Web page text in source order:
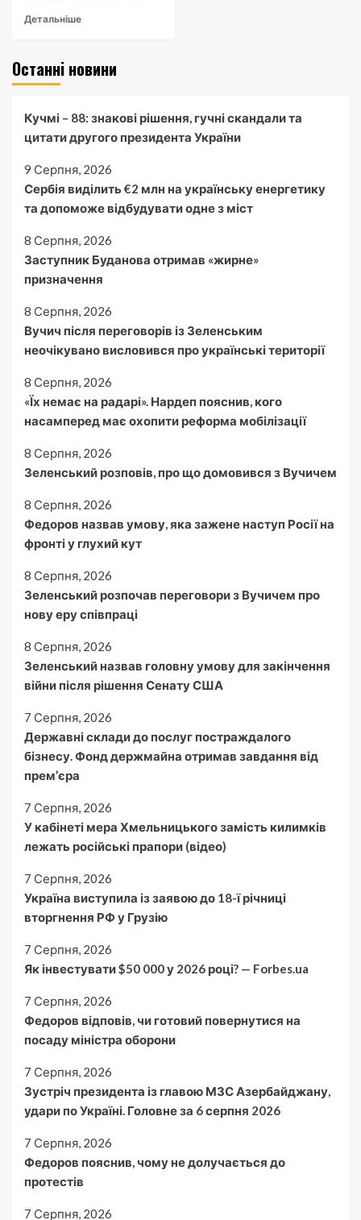
Детальніше
Останні новини
Кучмі – 88: знакові рішення, гучні скандали та
цитати другого президента України
9 Серпня, 2026
Сербія виділить €2 млн на українську енергетику
та допоможе відбудувати одне з міст
8 Серпня, 2026
Заступник Буданова отримав «жирне»
призначення
8 Серпня, 2026
Вучич після переговорів із Зеленським
неочікувано висловився про українські території
8 Серпня, 2026
«Їх немає на радарі». Нардеп пояснив, кого
насамперед має охопити реформа мобілізації
8 Серпня, 2026
Зеленський розповів, про що домовився з Вучичем
8 Серпня, 2026
Федоров назвав умову, яка зажене наступ Росії на
фронті у глухий кут
8 Серпня, 2026
Зеленський розпочав переговори з Вучичем про
нову еру співпраці
8 Серпня, 2026
Зеленський назвав головну умову для закінчення
війни після рішення Сенату США
7 Серпня, 2026
Державні склади до послуг постраждалого
бізнесу. Фонд держмайна отримав завдання від
прем’єра
7 Серпня, 2026
У кабінеті мера Хмельницького замість килимків
лежать російські прапори (відео)
7 Серпня, 2026
Україна виступила із заявою до 18-ї річниці
вторгнення РФ у Грузію
7 Серпня, 2026
Як інвестувати $50 000 у 2026 році? — Forbes.ua
7 Серпня, 2026
Федоров відповів, чи готовий повернутися на
посаду міністра оборони
7 Серпня, 2026
Зустріч президента із главою МЗС Азербайджану,
удари по Україні. Головне за 6 серпня 2026
7 Серпня, 2026
Федоров пояснив, чому не долучається до
протестів
7 Серпня, 2026